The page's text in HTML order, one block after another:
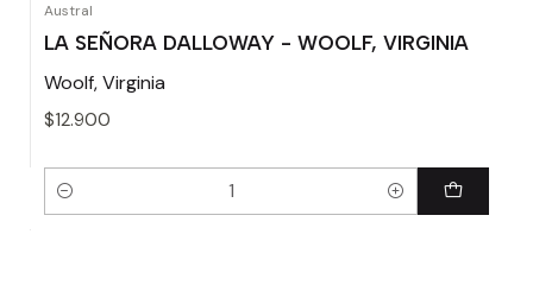
Austral
LA SEÑORA DALLOWAY - WOOLF, VIRGINIA
Woolf, Virginia
$12.900
Cantidad